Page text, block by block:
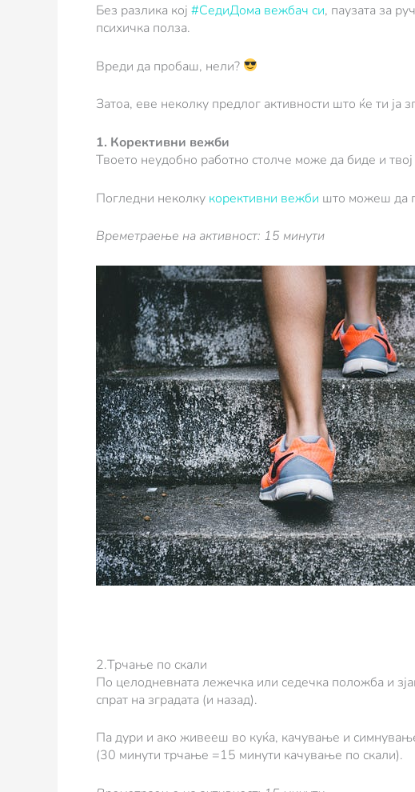
Без разлика кој #СедиДома вежбач си, паузата за
психичка полза.
Вреди да пробаш, нели?
Затоа, еве неколку предлог активности што ќе ти ја
1. Корективни вежби
Твоето неудобно работно столче може да биде и
Погледни неколку корективни вежби што можеш да
Времетраење на активност: 15 минути
2.Трчање по скали
По целодневната лежечка или седечка положба и
спрат на зградата (и назад).
Па дури и ако живееш во куќа, качување и
(30 минути трчање =15 минути качување по скали).